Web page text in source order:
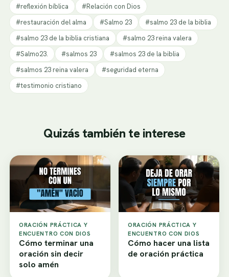
#reflexión bíblica
#Relación con Dios
#restauración del alma
#Salmo 23
#salmo 23 de la biblia
#salmo 23 de la biblia cristiana
#salmo 23 reina valera
#Salmo23.
#salmos 23
#salmos 23 de la biblia
#salmos 23 reina valera
#seguridad eterna
#testimonio cristiano
Quizás también te interese
ORACIÓN PRÁCTICA Y
ENCUENTRO CON DIOS
Cómo terminar una
oración sin decir
solo amén
ORACIÓN PRÁCTICA Y
ENCUENTRO CON DIOS
Cómo hacer una lista
de oración práctica